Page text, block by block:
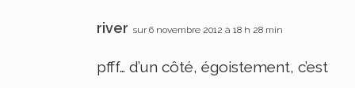
river sur 6 novembre 2012 à 18 h 28 min
pfff… d’un côté, égoistement, c’est